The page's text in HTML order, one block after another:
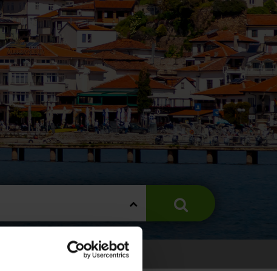
GELDZAKEN NOORD-MACEDONIË